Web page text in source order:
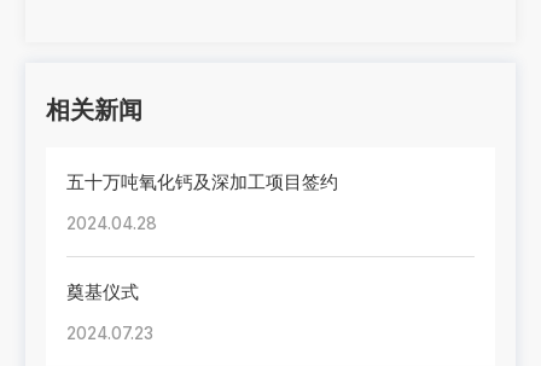
相关新闻
五十万吨氧化钙及深加工项目签约
2024.04.28
奠基仪式
2024.07.23